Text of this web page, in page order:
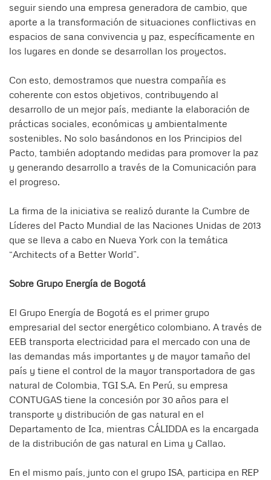
seguir siendo una empresa generadora de cambio, que
aporte a la transformación de situaciones conflictivas en
espacios de sana convivencia y paz, específicamente en
los lugares en donde se desarrollan los proyectos.
Con esto, demostramos que nuestra compañía es
coherente con estos objetivos, contribuyendo al
desarrollo de un mejor país, mediante la elaboración de
prácticas sociales, económicas y ambientalmente
sostenibles. No solo basándonos en los Principios del
Pacto, también adoptando medidas para promover la paz
y generando desarrollo a través de la Comunicación para
el progreso.
La firma de la iniciativa se realizó durante la Cumbre de
Líderes del Pacto Mundial de las Naciones Unidas de 2013
que se lleva a cabo en Nueva York con la temática
“Architects of a Better World”.
Sobre Grupo Energía de Bogotá
El Grupo Energía de Bogotá es el primer grupo
empresarial del sector energético colombiano. A través de
EEB transporta electricidad para el mercado con una de
las demandas más importantes y de mayor tamaño del
país y tiene el control de la mayor transportadora de gas
natural de Colombia, TGI S.A. En Perú, su empresa
CONTUGAS tiene la concesión por 30 años para el
transporte y distribución de gas natural en el
Departamento de Ica, mientras CÁLIDDA es la encargada
de la distribución de gas natural en Lima y Callao.
En el mismo país, junto con el grupo ISA, participa en REP